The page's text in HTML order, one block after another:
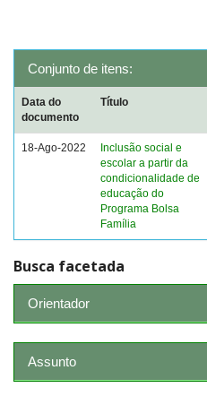
Conjunto de itens:
Data do
documento
Título
18-Ago-2022
Inclusão social e
escolar a partir da
condicionalidade de
educação do
Programa Bolsa
Família
Busca facetada
Orientador
Assunto